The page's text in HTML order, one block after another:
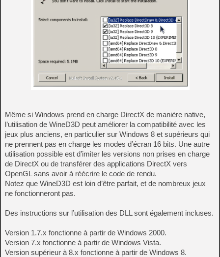
Même si Windows prend en charge DirectX de manière native,
l’utilisation de WineD3D peut améliorer la compatibilité avec les
jeux plus anciens, en particulier sur Windows 8 et supérieurs qui
ne prennent pas en charge les modes d’écran 16 bits. Une autre
utilisation possible est d’imiter les versions non prises en charge
de DirectX ou de transférer des applications DirectX vers
OpenGL sans avoir à réécrire le code de rendu.
Notez que WineD3D est loin d’être parfait, et de nombreux jeux
ne fonctionneront pas.
Des instructions sur l’utilisation des DLL sont également incluses.
Version 1.7.x fonctionne à partir de Windows 2000.
Version 7.x fonctionne à partir de Windows Vista.
Version supérieur à 8.x fonctionne à partir de Windows 8.